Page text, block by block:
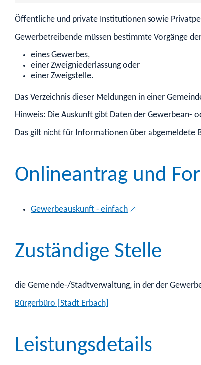
Öffentliche und private Institutionen sowie
Gewerbetreibende müssen bestimmte Vorgänge
eines Gewerbes,
einer Zweigniederlassung oder
einer Zweigstelle.
Das Verzeichnis dieser Meldungen in einer
Hinweis: Die Auskunft gibt Daten der Gewerbean-
Das gilt nicht für Informationen über abgemeldete
Onlineantrag und
Gewerbeauskunft - einfach
Zuständige Stelle
die Gemeinde-/Stadtverwaltung, in der der
Bürgerbüro [Stadt Erbach]
Leistungsdetails